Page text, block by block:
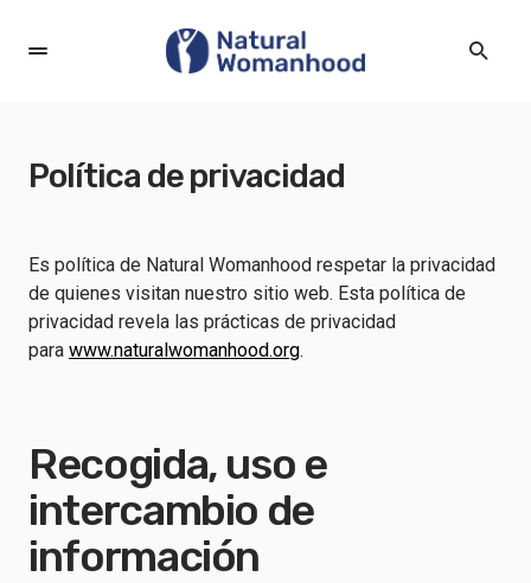
Política de privacidad
Es política de Natural Womanhood respetar la privacidad
de quienes visitan nuestro sitio web. Esta política de
privacidad revela las prácticas de privacidad
para www.naturalwomanhood.org.
Recogida, uso e
intercambio de
información